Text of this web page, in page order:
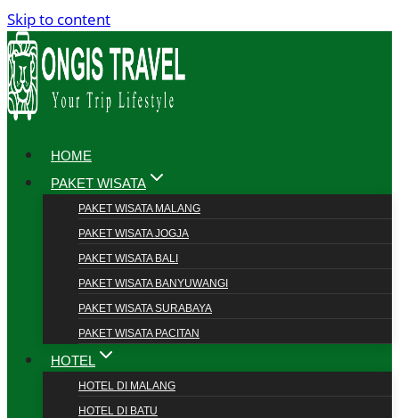
Skip to content
HOME
PAKET WISATA
PAKET WISATA MALANG
PAKET WISATA JOGJA
PAKET WISATA BALI
PAKET WISATA BANYUWANGI
PAKET WISATA SURABAYA
PAKET WISATA PACITAN
HOTEL
HOTEL DI MALANG
HOTEL DI BATU